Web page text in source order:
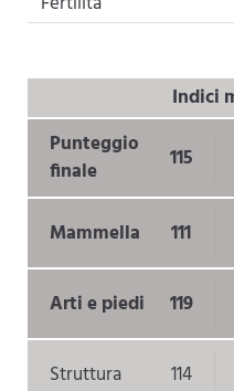
Indici
Punteggio
finale
115
Mammella 111
Arti e piedi 119
Struttura
114